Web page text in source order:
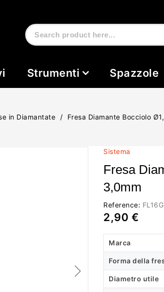
Strumenti Spazzole
in Diamantate Fresa Diamante Bocciolo
Sistema
Fresa
3,0mm
Reference: FL16G
2,90 €
Marca
Forma della
Diametro utile